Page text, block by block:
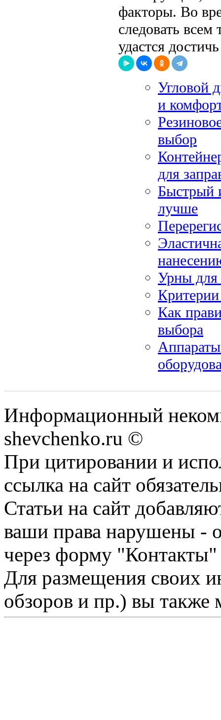
факторы. Во
следовать
удастся
Угловой
и
выбор
для
Быстрый
лучше
Урны для
Как
выбора
Информационный
shevchenko.ru ©
При цитировании и
ссылка на сайт
Статьи на сайт
ваши права нарушены -
через форму "Контакты"
Для размещения своих
обзоров и пр.) вы также